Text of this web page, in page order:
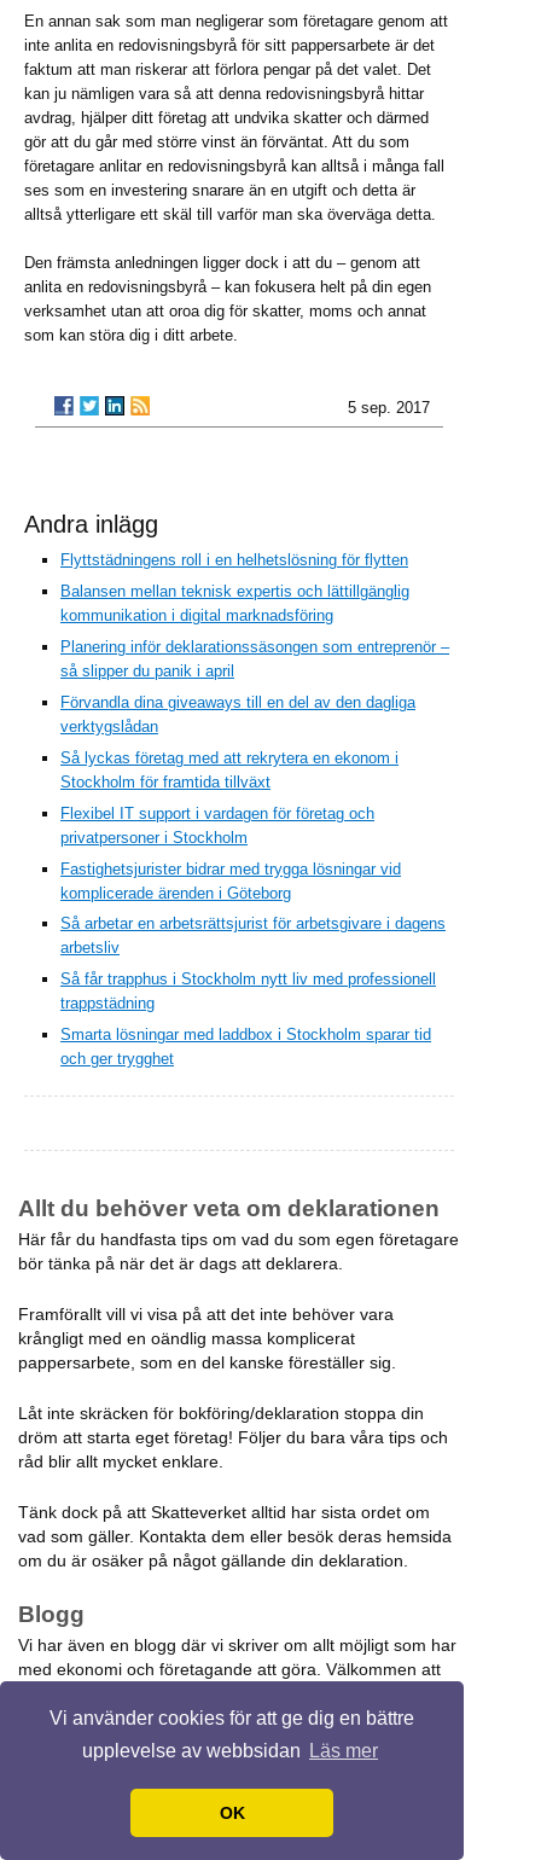
Vi använder cookies för att ge dig en bättre
upplevelse av webbsidan
Läs mer
OK
En annan sak som man negligerar som företagare genom att
inte anlita en redovisningsbyrå för sitt pappersarbete är det
faktum att man riskerar att förlora pengar på det valet. Det
kan ju nämligen vara så att denna redovisningsbyrå hittar
avdrag, hjälper ditt företag att undvika skatter och därmed
gör att du går med större vinst än förväntat. Att du som
företagare anlitar en redovisningsbyrå kan alltså i många fall
ses som en investering snarare än en utgift och detta är
alltså ytterligare ett skäl till varför man ska överväga detta.
Den främsta anledningen ligger dock i att du – genom att
anlita en redovisningsbyrå – kan fokusera helt på din egen
verksamhet utan att oroa dig för skatter, moms och annat
som kan störa dig i ditt arbete.
5 sep. 2017
Andra inlägg
Flyttstädningens roll i en helhetslösning för flytten
Balansen mellan teknisk expertis och lättillgänglig
kommunikation i digital marknadsföring
Planering inför deklarationssäsongen som entreprenör –
så slipper du panik i april
Förvandla dina giveaways till en del av den dagliga
verktygslådan
Så lyckas företag med att rekrytera en ekonom i
Stockholm för framtida tillväxt
Flexibel IT support i vardagen för företag och
privatpersoner i Stockholm
Fastighetsjurister bidrar med trygga lösningar vid
komplicerade ärenden i Göteborg
Så arbetar en arbetsrättsjurist för arbetsgivare i dagens
arbetsliv
Så får trapphus i Stockholm nytt liv med professionell
trappstädning
Smarta lösningar med laddbox i Stockholm sparar tid
och ger trygghet
Allt du behöver veta om deklarationen
Här får du handfasta tips om vad du som egen företagare
bör tänka på när det är dags att deklarera.
Framförallt vill vi visa på att det inte behöver vara
krångligt med en oändlig massa komplicerat
pappersarbete, som en del kanske föreställer sig.
Låt inte skräcken för bokföring/deklaration stoppa din
dröm att starta eget företag! Följer du bara våra tips och
råd blir allt mycket enklare.
Tänk dock på att Skatteverket alltid har sista ordet om
vad som gäller. Kontakta dem eller besök deras hemsida
om du är osäker på något gällande din deklaration.
Blogg
Vi har även en blogg där vi skriver om allt möjligt som har
med ekonomi och företagande att göra. Välkommen att
Alla rättigheter förbehållna.